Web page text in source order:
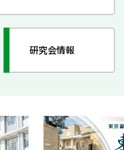
研究会情報